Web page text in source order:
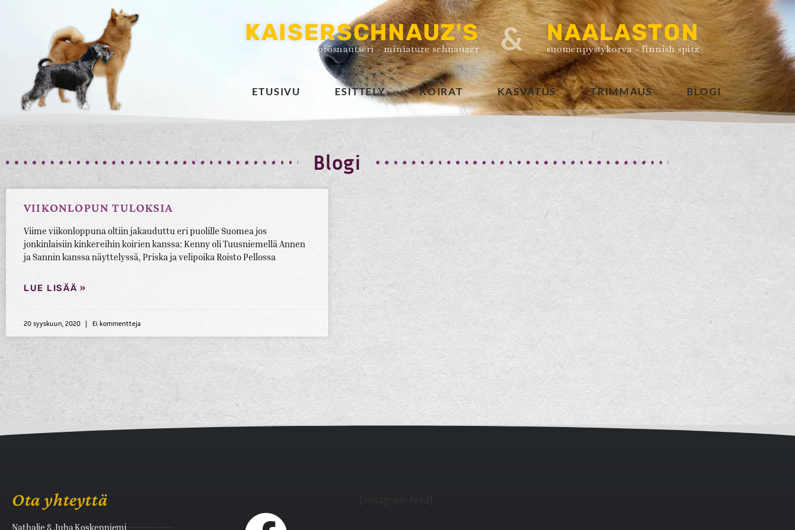
KAISERSCHNAUZ'S
kääpiösnautseri - miniature schnauzer & NAALASTON
suomenpystykorva - finnish spitz
ETUSIVU ESITTELY KOIRAT KASVATUS TRIMMAUS BLOGI
Blogi
VIIKONLOPUN TULOKSIA
Viime viikonloppuna oltiin jakauduttu eri puolille Suomea jos
jonkinlaisiin kinkereihin koirien kanssa: Kenny oli Tuusniemellä Annen
ja Sannin kanssa näyttelyssä, Priska ja velipoika Roisto Pellossa
LUE LISÄÄ »
20 syyskuun, 2020 Ei kommentteja
Ota yhteyttä
Nathalie & Juha Koskenniemi